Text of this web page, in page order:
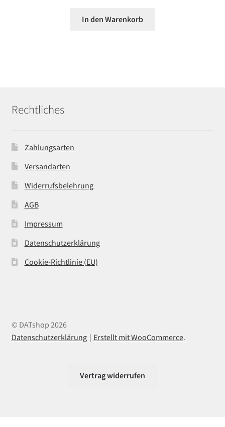
In den Warenkorb
Rechtliches
Zahlungsarten
Versandarten
Widerrufsbelehrung
AGB
Impressum
Datenschutzerklärung
Cookie-Richtlinie (EU)
© DATshop 2026
Datenschutzerklärung
Erstellt mit WooCommerce.
Vertrag widerrufen